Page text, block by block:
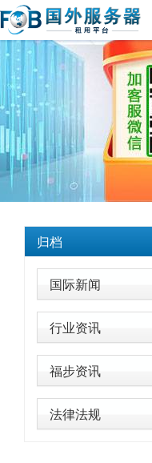
归档
国际新闻
行业资讯
福步资讯
法律法规